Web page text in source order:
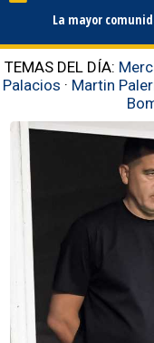
La mayor
TEMAS DEL DÍA:
Palacios · Martin